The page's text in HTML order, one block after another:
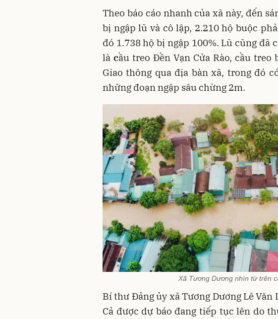
Theo báo cáo nhanh của xã này, đến
bị ngập lũ và cô lập, 2.210 hộ buộc
đó 1.738 hộ bị ngập 100%. Lũ cũng đã
là cầu treo Đền Vạn Cửa Rào, cầu treo
Giao thông qua địa bàn xã, trong đó
những đoạn ngập sâu chừng 2m.
Xã Tương Dương nhìn từ trên
Bí thư Đảng ủy xã Tương Dương Lê
Cả được dự báo đang tiếp tục lên do